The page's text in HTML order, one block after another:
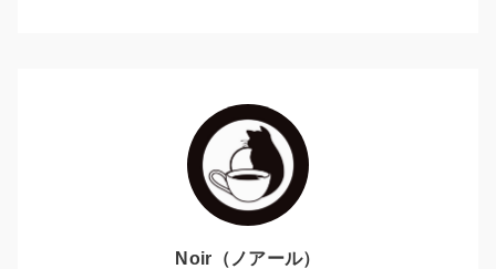
Noir（ノアール）